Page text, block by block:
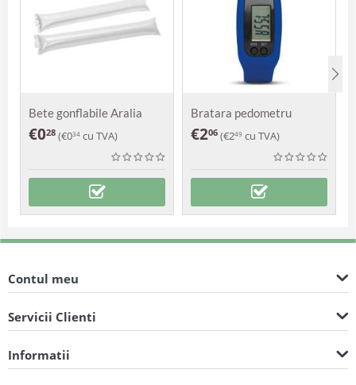
Bete gonflabile Aralia
€028 (€034 cu TVA)
Bratara pedometru
Damasc
€206 (€249 cu TVA)
Contul meu
Servicii Clienti
Informatii